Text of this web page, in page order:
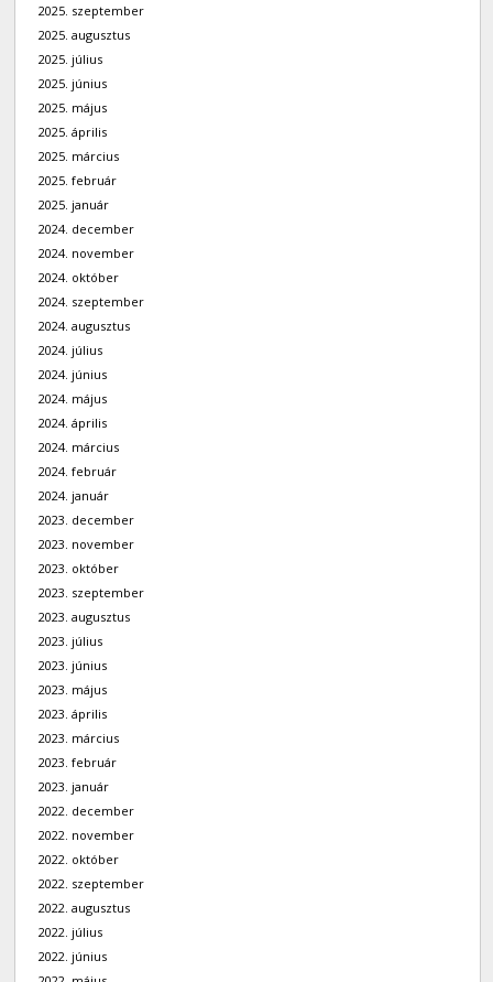
2025. szeptember
2025. augusztus
2025. július
2025. június
2025. május
2025. április
2025. március
2025. február
2025. január
2024. december
2024. november
2024. október
2024. szeptember
2024. augusztus
2024. július
2024. június
2024. május
2024. április
2024. március
2024. február
2024. január
2023. december
2023. november
2023. október
2023. szeptember
2023. augusztus
2023. július
2023. június
2023. május
2023. április
2023. március
2023. február
2023. január
2022. december
2022. november
2022. október
2022. szeptember
2022. augusztus
2022. július
2022. június